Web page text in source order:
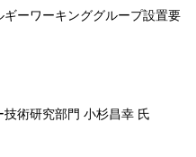
ーワーキンググループ設置要
術研究部門 小杉昌幸 氏